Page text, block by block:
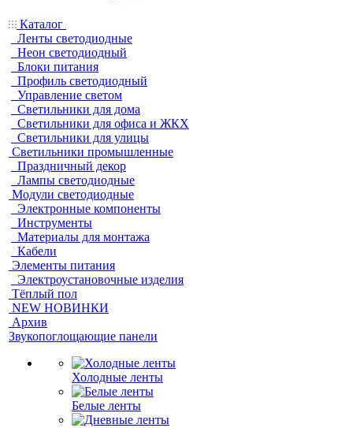
Каталог
Ленты светодиодные
Неон светодиодный
Блоки питания
Профиль светодиодный
Управление светом
Светильники для дома
Светильники для офиса и ЖКХ
Светильники для улицы
Светильники промышленные
Праздничный декор
Лампы светодиодные
Модули светодиодные
Электронные компоненты
Инструменты
Материалы для монтажа
Кабели
Элементы питания
Электроустановочные изделия
Тёплый пол
NEW НОВИНКИ
Архив
Звукопоглощающие панели
Холодные ленты
Белые ленты